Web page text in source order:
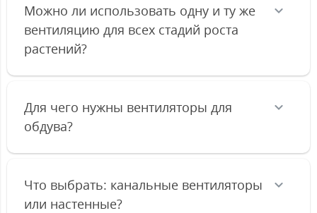
Можно ли использовать одну и ту же
вентиляцию для всех стадий роста
растений?
Для чего нужны вентиляторы для
обдува?
Что выбрать: канальные вентиляторы
или настенные?